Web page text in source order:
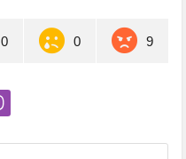
0 0 9